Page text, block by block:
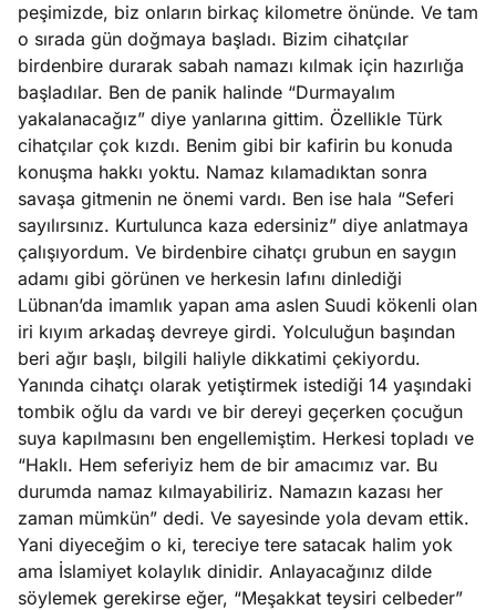
peşimizde, biz onların birkaç kilometre önünde. Ve tam
o sırada gün doğmaya başladı. Bizim cihatçılar
birdenbire durarak sabah namazı kılmak için hazırlığa
başladılar. Ben de panik halinde “Durmayalım
yakalanacağız” diye yanlarına gittim. Özellikle Türk
cihatçılar çok kızdı. Benim gibi bir kafirin bu konuda
konuşma hakkı yoktu. Namaz kılamadıktan sonra
savaşa gitmenin ne önemi vardı. Ben ise hala “Seferi
sayılırsınız. Kurtulunca kaza edersiniz” diye anlatmaya
çalışıyordum. Ve birdenbire cihatçı grubun en saygın
adamı gibi görünen ve herkesin lafını dinlediği
Lübnan’da imamlık yapan ama aslen Suudi kökenli olan
iri kıyım arkadaş devreye girdi. Yolculuğun başından
beri ağır başlı, bilgili haliyle dikkatimi çekiyordu.
Yanında cihatçı olarak yetiştirmek istediği 14 yaşındaki
tombik oğlu da vardı ve bir dereyi geçerken çocuğun
suya kapılmasını ben engellemiştim. Herkesi topladı ve
“Haklı. Hem seferiyiz hem de bir amacımız var. Bu
durumda namaz kılmayabiliriz. Namazın kazası her
zaman mümkün” dedi. Ve sayesinde yola devam ettik.
Yani diyeceğim o ki, tereciye tere satacak halim yok
ama İslamiyet kolaylık dinidir. Anlayacağınız dilde
söylemek gerekirse eğer, “Meşakkat teysiri celbeder”